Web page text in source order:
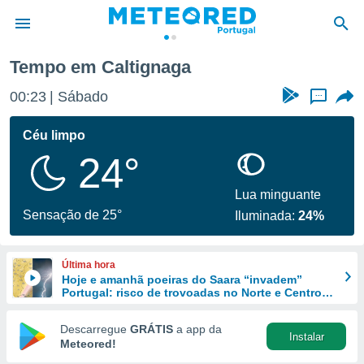
da
foi
fornecidas
a este
das
e
forma
digital
Tempo em Caltignaga
00:23 Sábado ...
Céu limpo
24°
Sensação de 25°
Lua minguante
Iluminada:24%
Última hora
Hoje e amanhã poeiras do Saara “invadem”
Portugal: risco de trovoadas no Norte e Centro
Descarregue GRÁTIS a app da
Meteored!
Instalar